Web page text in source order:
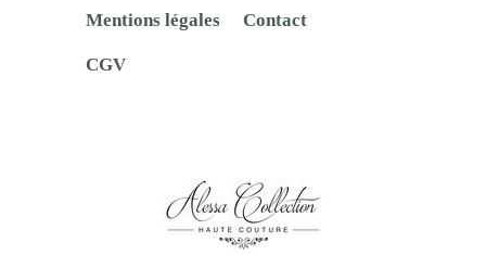
Mentions légales
CGV
Contact